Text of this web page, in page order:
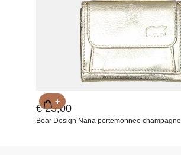
€ 25,00
Bear Design Nana portemonnee champagne
+